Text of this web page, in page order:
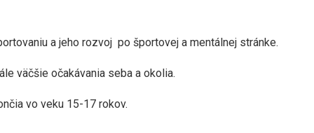
a jeho rozvoj po športovej a mentálnej stránke.
väčšie očakávania seba a okolia.
vo veku 15-17 rokov.